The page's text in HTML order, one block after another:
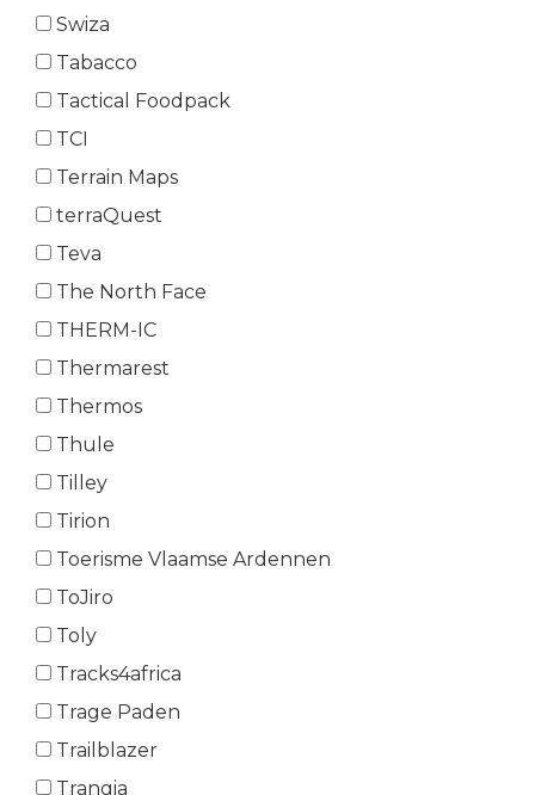
Swiza
Tabacco
Tactical Foodpack
TCI
Terrain Maps
terraQuest
Teva
The North Face
THERM-IC
Thermarest
Thermos
Thule
Tilley
Tirion
Toerisme Vlaamse Ardennen
ToJiro
Toly
Tracks4africa
Trage Paden
Trailblazer
Trangia